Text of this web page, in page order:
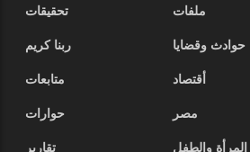
ملفات
تحقيقات
حوادث وقضايا
ربنا كريم
أقتصاد
متابعات
مصر
حوارات